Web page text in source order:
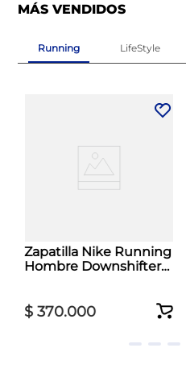
MÁS VENDIDOS
Running LifeStyle
Zapatilla Nike Running
Hombre Downshifter
$ 370.000